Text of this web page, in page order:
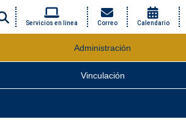
Servicios en linea Correo Calendario
Administración
Vinculación